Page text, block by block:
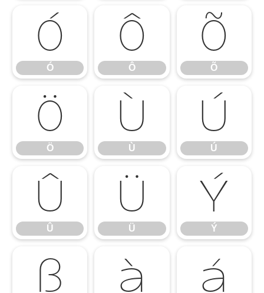
Ó
Ó
Ô
Ô
Õ
Õ
Ö
Ö
Ù
Ù
Ú
Ú
Û
Û
Ü
Ü
Ý
Ý
ß à á